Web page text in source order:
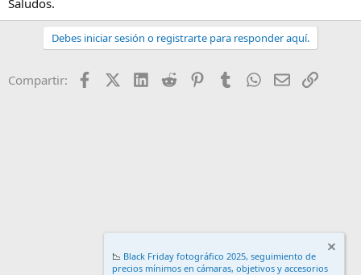
Debes iniciar sesión o registrarte para responder aquí.
Compartir: FacebookX (Twitter)
LinkedIn
Reddit PinterestTumblr WhatsApp
EmailEnlace
📉 Black Friday fotográfico 2025, seguimiento de
precios mínimos en cámaras, objetivos y accesorios